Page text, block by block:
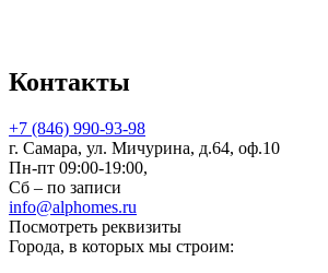
Контакты
+7 (846) 990-93-98
г. Самара, ул. Мичурина, д.64, оф.10
Пн-пт 09:00-19:00,
Сб – по записи
info@alphomes.ru
Посмотреть реквизиты
Города, в которых мы строим: